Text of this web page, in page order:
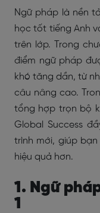
Ngữ pháp là nền
học tốt tiếng Anh
trên lớp. Trong
điểm ngữ pháp
khó tăng dần, từ
câu nâng cao.
tổng hợp trọn bộ
Global Success
trình mới, giúp
hiệu quả hơn.
1. Ngữ
1